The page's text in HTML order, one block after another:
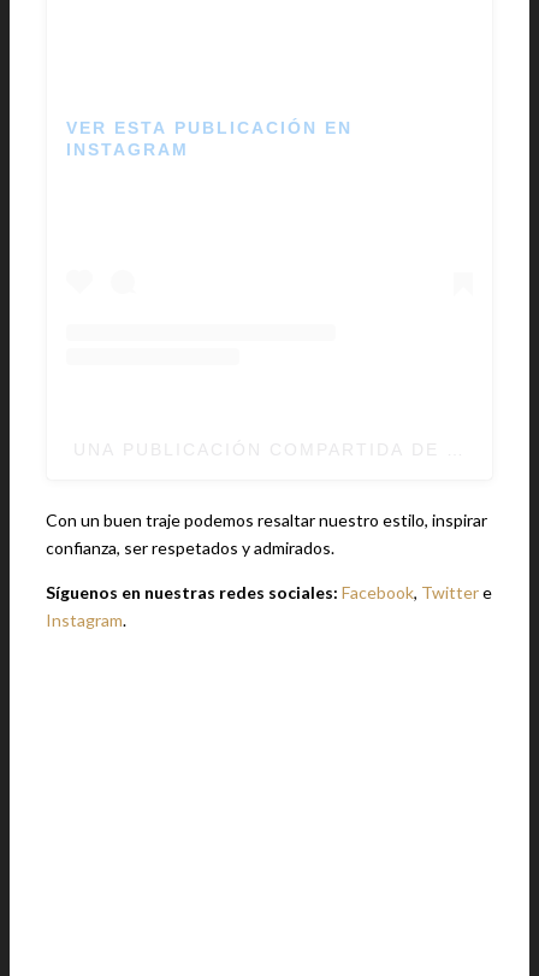
VER ESTA PUBLICACIÓN EN
INSTAGRAM
Con un buen traje podemos resaltar nuestro estilo, inspirar
confianza, ser respetados y admirados.
Síguenos en nuestras redes sociales: Facebook, Twittere
Instagram.